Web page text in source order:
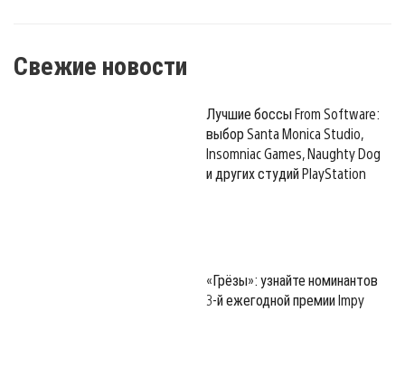
Свежие новости
Лучшие боссы From Software:
выбор Santa Monica Studio,
Insomniac Games, Naughty Dog
и других студий PlayStation
«Грёзы»: узнайте номинантов
3-й ежегодной премии Impy